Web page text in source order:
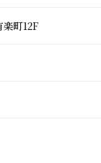
町12F